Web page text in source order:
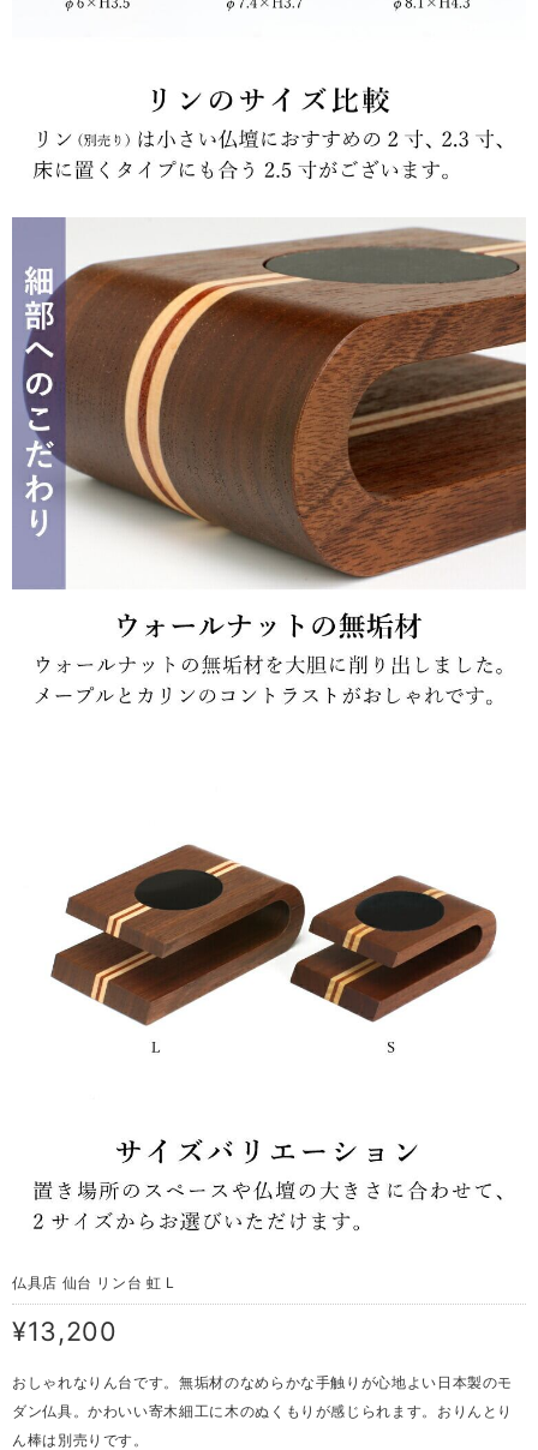
仏具店 仙台 リン台 虹 L
¥13,200
おしゃれなりん台です。無垢材のなめらかな手触りが心地よい日本製のモ
ダン仏具。かわいい寄木細工に木のぬくもりが感じられます。おりんとり
ん棒は別売りです。